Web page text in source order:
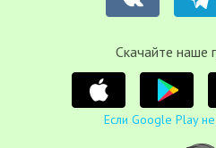
Cкачайте наше
Если Google Play